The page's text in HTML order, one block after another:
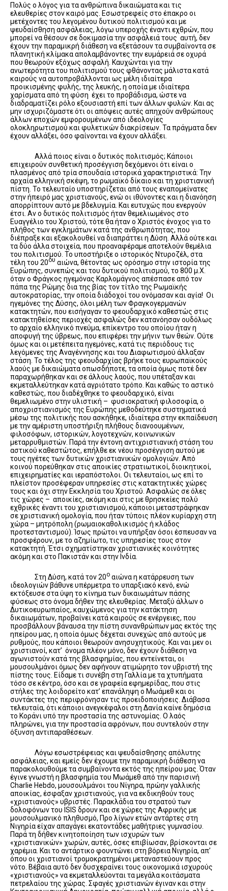
Πολύς ο λόγος για τα ανθρώπινα δικαιώματα και τις
ελευθερίες στον καιρό μας. Εσωστρεφείς στο έπακρο οι
μετέχοντες του λεγομένου δυτικού πολιτισμού και με
ψευδαίσθηση ασφάλειας, λόγω υπεροχής έναντι εχθρών, που
μπορεί να θέσουν σε δοκιμασία την ασφάλειά τους αυτή, δεν
έχουν την παραμικρή διάθεση να εξετάσουν τα συμβαίνοντα σε
πλανητική κλίμακα απολαμβάνοντες την ευμάρειά σε οχυρά
που θεωρούν εξόχως ασφαλή. Καυχώνται για την
ανωτερότητα του πολιτισμού τους φθάνοντας μάλιστα κατά
καιρούς να αυτοπροβάλλονται ως μέλη ιδιαίτερα
προικισμένης φυλής, της λευκής, η οποία με ιδιαίτερα
χαρίσματα από τη φύση έχει το προβάδισμα, ώστε να
διαδραματίζει ρόλο εξουσιαστή επί των άλλων φυλών. Και ας
μην ισχυριζόμαστε ότι οι απόψεις αυτές απηχούν ανθρώπους
άλλων εποχών εμφορουμένων από ιδεολογίες
ολοκληρωτισμού και φυλετικών διακρίσεων. Τα πράγματα δεν
έχουν αλλάξει, όσο φαίνονται να έχουν αλλάξει.
Αλλά ποιος είναι ο δυτικός πολιτισμός; Κάποιοι
επιχειρούν συνθετική προσέγγιση δεχόμενοι ότι είναι ο
πλασμένος από τρία σπουδαία ιστορικά χαρακτηριστικά: Την
αρχαία ελληνική σκέψη, το ρωμαϊκό δίκαιο και τη χριστιανική
πίστη. Το τελευταίο υποστηρίζεται από τους εναπομείνατες
στην ήπειρό μας χριστιανούς, ενώ οι ιθύνοντες και η διανόηση
απορρίπτουν αυτό με βδελυγμία. Και ευτυχώς που ενεργούν
έτσι. Αν ο δυτικός πολιτισμός ήταν θεμελιωμένος στο
Ευαγγέλιο του Χριστού, τότε θα ήταν ο Χριστός ένοχος για το
πλήθος των εγκλημάτων κατά της ανθρωπότητας, που
διέπραξε και εξακολουθεί να διαπράττει η Δύση. Αλλά ούτε και
τα δύο άλλα στοιχεία, που προαναφέραμε αποτελούν θεμέλια
του πολιτισμού. Το υποστήριξε ο ιστορικός Ντυροζέλ, στα
τέλη του 20ου αιώνα, θέτοντας ως ορόσημο στην ιστορία της
Ευρώπης, συνεπώς και του δυτικού πολιτισμού, το 800 μ.Χ.
όταν ο Φράγκος ηγεμόνας Καρλομάγνος απέσπασε από τον
πάπα της Ρώμης δια της βίας τον τίτλο της Ρωμαϊκής
αυτοκρατορίας, την οποία διάδοχοί του ονόμασαν και αγία! Οι
ηγεμόνες της Δύσης, όλοι μέλη των Φραγκογερμανών
κατακτητών, που εισήγαγαν το φεουδαρχικό καθεστώς στις
κατακτηθείσες περιοχές ασφαλώς δεν κατανόησαν ουδόλως
το αρχαίο ελληνικό πνεύμα, επίκεντρο του οποίου ήταν η
αποφυγή της ύβρεως, που επιφέρει την μήνιν των θεών. Ούτε
όμως και οι μετέπειτα ηγεμόνες, κατά τις περιόδους τις
λεγόμενες της Αναγέννησης και του Διαφωτισμού άλλαξαν
στάση. Το τέλος της φεουδαρχίας βρήκε τους ευρωπαϊκούς
λαούς με δικαιώματα οπωσδήποτε, τα οποία όμως ποτέ δεν
παραχωρήθηκαν και σε άλλους λαούς, που υπέταξαν και
εκμεταλλεύτηκαν κατά αγριότατο τρόπο. Και καθώς το αστικό
καθεστώς, που διαδέχθηκε το φεουδαρχικό, είναι
θεμελιωμένο στην υλιστική – φυσιοκρατική φιλοσοφία, ο
αποχριστιανισμός της Ευρώπης μεθοδεύτηκε συστηματικά
μέσω της πολιτικής που ασκήθηκε, ιδιαίτερα στην εκπαίδευση
με την αμέριστη υποστήριξη πλήθους διανοουμένων,
φιλοσόφων, ιστορικών, λογοτεχνών, κοινωνικών
μεταρρυθμιστών. Παρά την έντονη αντιχριστιανική στάση του
αστικού καθεστώτος, επήλθε εκ νέου προσέγγιση αυτού με
τους ηγέτες των δυτικών χριστιανικών ομολογιών. Από
κοινού πορεύθηκαν στις αποικίες στρατιωτικοί, διοικητικοί,
επιχειρηματίες και ιεραπόστολοι. Οι τελευταίοι, ως επί το
πλείστον προσέφεραν υπηρεσίες στις κατακτητικές χώρες
τους και όχι στην Εκκλησία του Χριστού. Ασφαλώς σε όλες
τις χώρες – αποικίες, ακόμη και στις με θρησκείες πολύ
εχθρικές έναντι του χριστιανισμού, κάποιοι μεταστράφηκαν
σε χριστιανική ομολογία, που ήταν τύποις πλέον κυρίαρχη στη
χώρα – μητρόπολη (ρωμαιοκαθολικισμός ή κλάδος
προτεσταντισμού). Ίσως πρώτοι να υπήρξαν όσοι έσπευσαν να
προσφέρουν, με το αζημίωτο, τις υπηρεσίες τους στον
κατακτητή. Έτσι σχηματίστηκαν χριστιανικές κοινότητες
ακόμη και στο Πακιστάν και στην Ινδία.
Στη Δύση, κατά τον 20ο αιώνα η κατάρρευση των
ιδεολογιών βάθυνε υπέρμετρα το υπαρξιακό κενό, ενώ
εκτόξευσε στα ύψη το κίνημα των δικαιωμάτων πάσης
φύσεως στο όνομα δήθεν της ελευθερίας. Μεταξύ άλλων ο
Δυτικοευρωπαίος, καυχώμενος για την κατάκτηση
δικαιωμάτων, προβαίνει κατά καιρούς σε ενέργειες, που
προσβάλλουν βάναυσα την πίστη συνανθρώπων μας εκτός της
ηπείρου μας, η οποία όμως δέχεται συνεχώς από αυτούς με
ρυθμούς, που κάποιοι θεωρούν ανησυχητικούς. Και ναι μεν οι
χριστιανοί, κατ’ όνομα πλέον μόνο, δεν έχουν διάθεση να
αγωνιστούν κατά της βλασφημίας, που εντείνεται, οι
μουσουλμάνοι όμως δεν αφήνουν ατιμώρητο τον υβριστή της
πίστης τους. Είδαμε τι συνέβη στη Γαλλία με τα χτυπήματα
τόσο σε κέντρο, όσο και σε γραφεία εφημερίδας, που στις
στήλες της λοιδορείτο κατ’ επανάληψη ο Μωάμεθ και οι
συντάκτες της περιφρόνησαν τις προειδοποιήσεις. Διάβασα
τελευταία, ότι κάποιοι ανεγκέφαλοι στη Δανία καίνε δημόσια
το Κοράνι υπό την προστασία της αστυνομίας. Ο λαός
πληρώνει, για την προστασία αφρόνων, που συντελούν στην
όξυνση αντιπαραθέσεων.
Λόγω εσωστρέφειας και ψευδαίσθησης απόλυτης
ασφάλειας, και εμείς δεν έχουμε την παραμικρή διάθεση να
παρακολουθούμε τα συμβαίνοντα εκτός της ηπείρου μας. Όταν
έγινε γνωστή η βλασφημία του Μωάμεθ από την παρισινή
Charlie Hebdo, μουσουλμάνοι του Νίγηρα, πρώην γαλλικής
αποικίας, έσφαξαν χριστιανούς, για να εκδικηθούν τους
«χριστιανούς» υβριστές. Παρακλάδια του στρατού των
δολοφόνων του ISIS δρουν και σε χώρες της Αφρικής με
μουσουλμανικό πληθυσμό, Προ λίγων ετών αντάρτες στη
Νιγηρία είχαν απαγάγει εκατοντάδες μαθήτριες γυμνασίου.
Παρά τη δήθεν κινητοποίηση των ισχυρών των
«χριστιανικών» χωρών, αυτές, όσες επιβίωσαν, βρίσκονται σε
χαρέμια. Και το αντάρτικο φουντώνει στη βόρεια Νιγηρία, απ’
όπου οι χριστιανοί τρομοκρατημένοι μεταναστεύουν προς
νότο. Βέβαια αυτό δεν δυσχεραίνει τους οικονομικά ισχυρούς
«χριστιανούς» να εκμεταλλεύονται τα μεγάλα κοιτάσματα
πετρελαίου της χώρας. Σφαγές χριστιανών έγιναν και στην